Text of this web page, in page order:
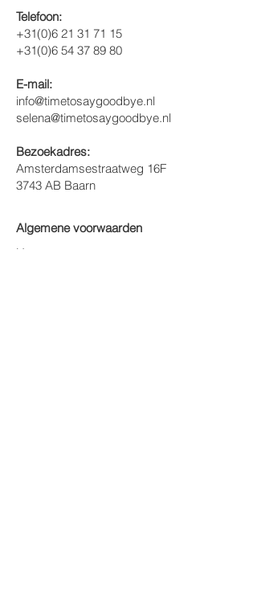
Telefoon:
+31(0)6 21 31 71 15
+31(0)6 54 37 89 80
E-mail:
info@timetosaygoodbye.nl
selena@timetosaygoodbye.nl
Bezoekadres:
Amsterdamsestraatweg 16F
3743 AB Baarn
Algemene voorwaarden
Home